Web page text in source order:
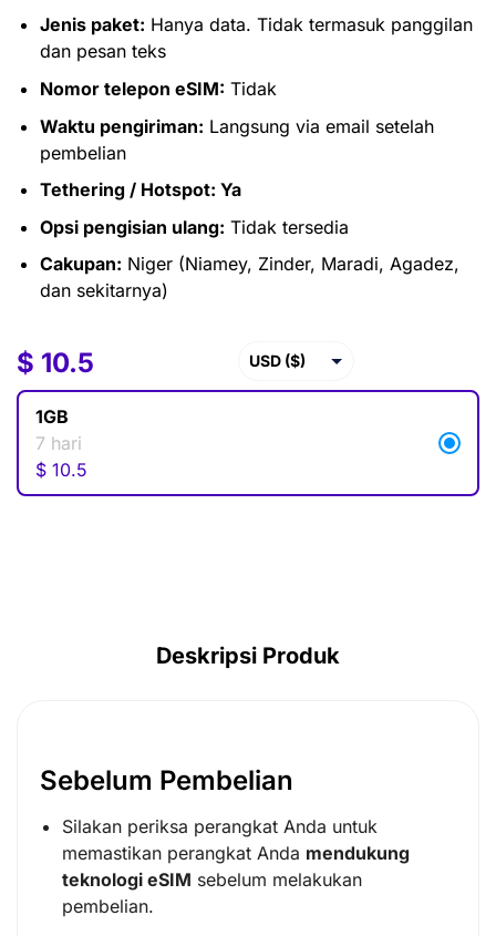
Jenis paket: Hanya data. Tidak termasuk panggilan
dan pesan teks
Nomor telepon eSIM: Tidak
Waktu pengiriman: Langsung via email setelah
pembelian
Tethering / Hotspot: Ya
Opsi pengisian ulang: Tidak tersedia
Cakupan: Niger (Niamey, Zinder, Maradi, Agadez,
dan sekitarnya)
$ 10.5 USD ($)
1GB
7 hari
$ 10.5
$ 10.5
Deskripsi Produk
Sebelum Pembelian
Silakan periksa perangkat Anda untuk
memastikan perangkat Anda mendukung
teknologi eSIM sebelum melakukan
pembelian.